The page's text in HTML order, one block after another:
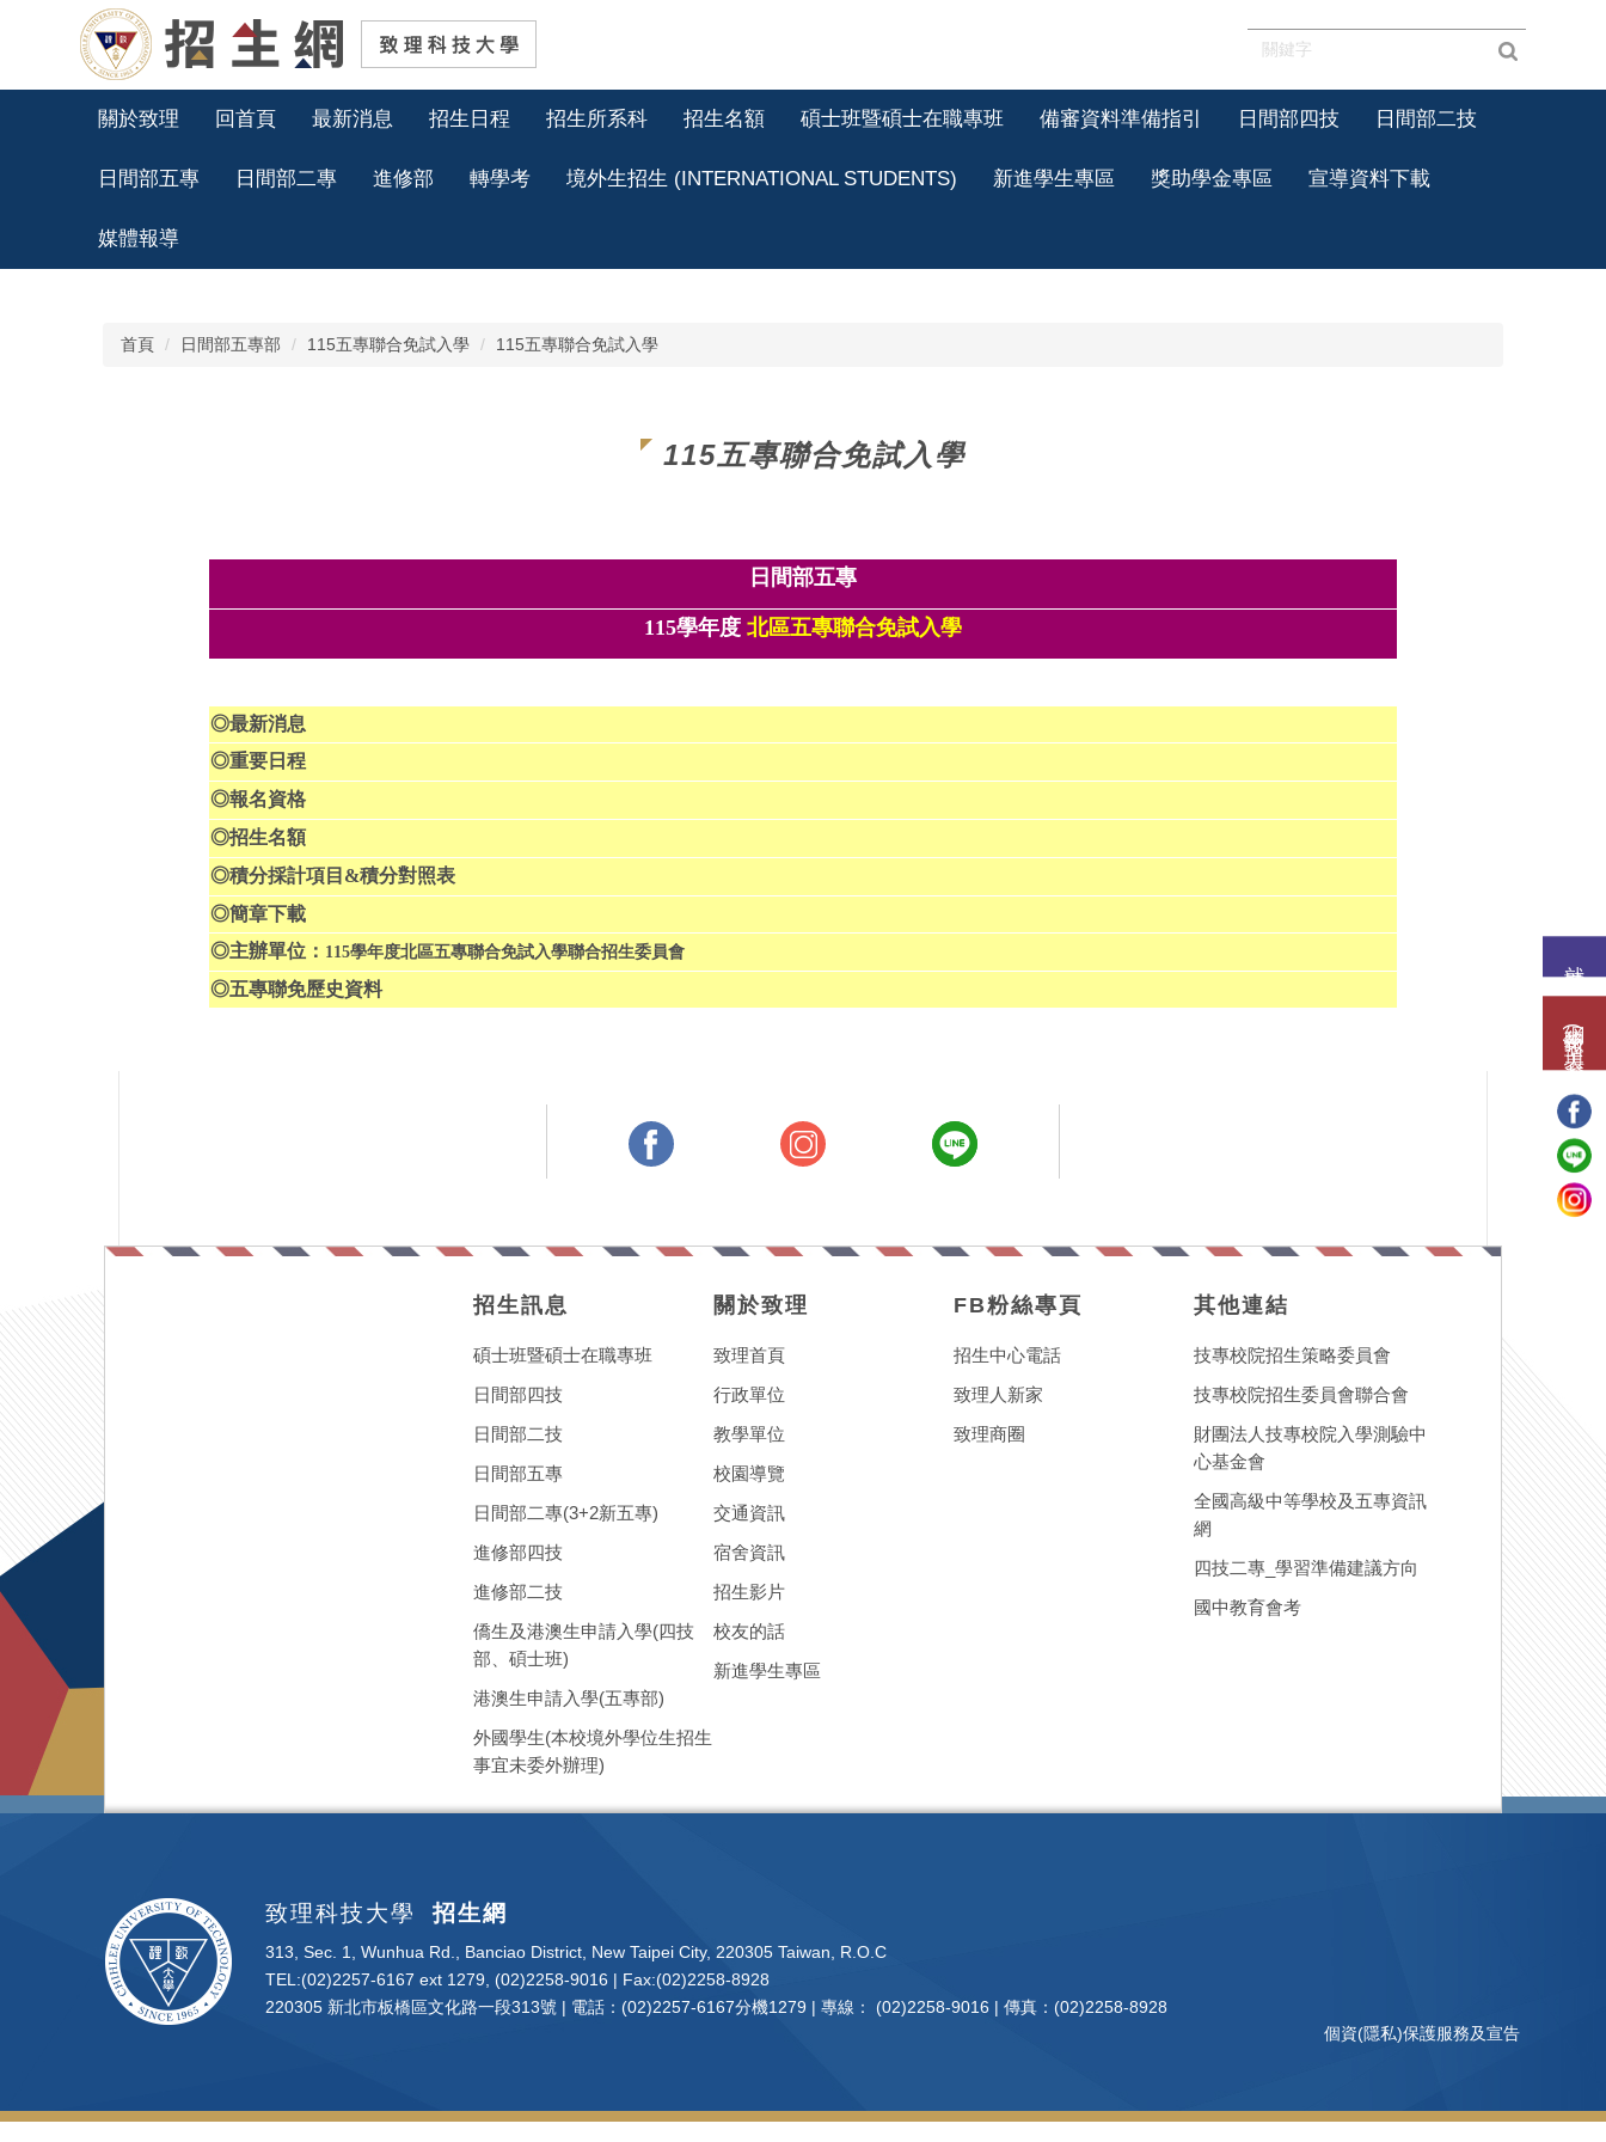
要
關於致理 回首頁 最新消息 招生日程 招生所系科 招生名額 碩士班暨碩士在職專班 備審資料準備指引 日間部四技 日間部二技
日間部五專 日間部二專 進修部 轉學考 境外生招生 (INTERNATIONAL STUDENTS) 新進學生專區 獎助學金專區 宣導資料下載
媒體報導
網路報名(填表)系統
首頁 日間部五專部 115五專聯合免試入學 115五專聯合免試入學
115五專聯合免試入學
日間部五專
115學年度 北區五專聯合免試入學
◎最新消息
◎重要日程
◎報名資格
◎招生名額
◎積分採計項目&積分對照表
◎簡章下載
◎主辦單位： 115學年度北區五專聯合免試入學聯合招生委員會
◎五專聯免歷史資料
招生訊息
碩士班暨碩士在職專班
日間部四技
日間部二技
日間部五專
日間部二專(3+2新五專)
進修部四技
進修部二技
僑生及港澳生申請入學(四技
部、碩士班)
港澳生申請入學(五專部)
外國學生(本校境外學位生招生
事宜未委外辦理)
關於致理
致理首頁
行政單位
教學單位
校園導覽
交通資訊
宿舍資訊
招生影片
校友的話
新進學生專區
FB粉絲專頁
招生中心電話
致理人新家
致理商圈
其他連結
技專校院招生策略委員會
技專校院招生委員會聯合會
財團法人技專校院入學測驗中
心基金會
全國高級中等學校及五專資訊
網
四技二專_學習準備建議方向
國中教育會考
致理科技大學招生網
313, Sec. 1, Wunhua Rd., Banciao District, New Taipei City, 220305 Taiwan, R.O.C
TEL:(02)2257-6167 ext 1279, (02)2258-9016 | Fax:(02)2258-8928
220305 新北市板橋區文化路一段313號 | 電話：(02)2257-6167分機1279 | 專線： (02)2258-9016 | 傳真：(02)2258-8928
個資(隱私)保護服務及宣告